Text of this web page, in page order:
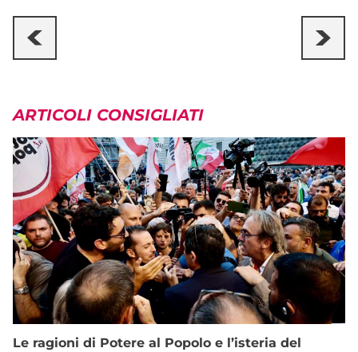
ARTICOLI CONSIGLIATI
Le ragioni di Potere al Popolo e l’isteria del